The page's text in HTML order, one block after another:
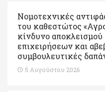
Νομοτεχνικές
του καθεστώτος
κίνδυνο
επιχειρήσεων και
συμβουλευτικές
5 Αυγούστου 2026